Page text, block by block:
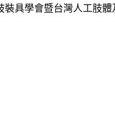
具學會暨台灣人工肢